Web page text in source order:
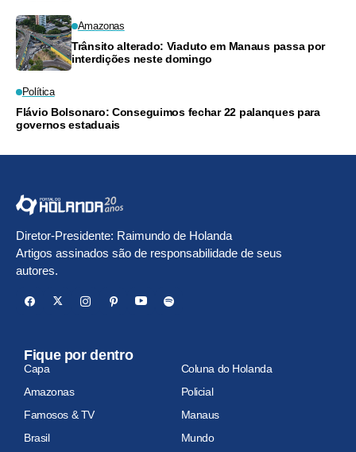
Amazonas
Trânsito alterado: Viaduto em Manaus passa por
interdições neste domingo
Política
Flávio Bolsonaro: Conseguimos fechar 22 palanques para
governos estaduais
Diretor-Presidente: Raimundo de Holanda
Artigos assinados são de responsabilidade de seus
autores.
Fique por dentro
Capa
Coluna do Holanda
Amazonas
Policial
Famosos & TV
Manaus
Brasil
Mundo